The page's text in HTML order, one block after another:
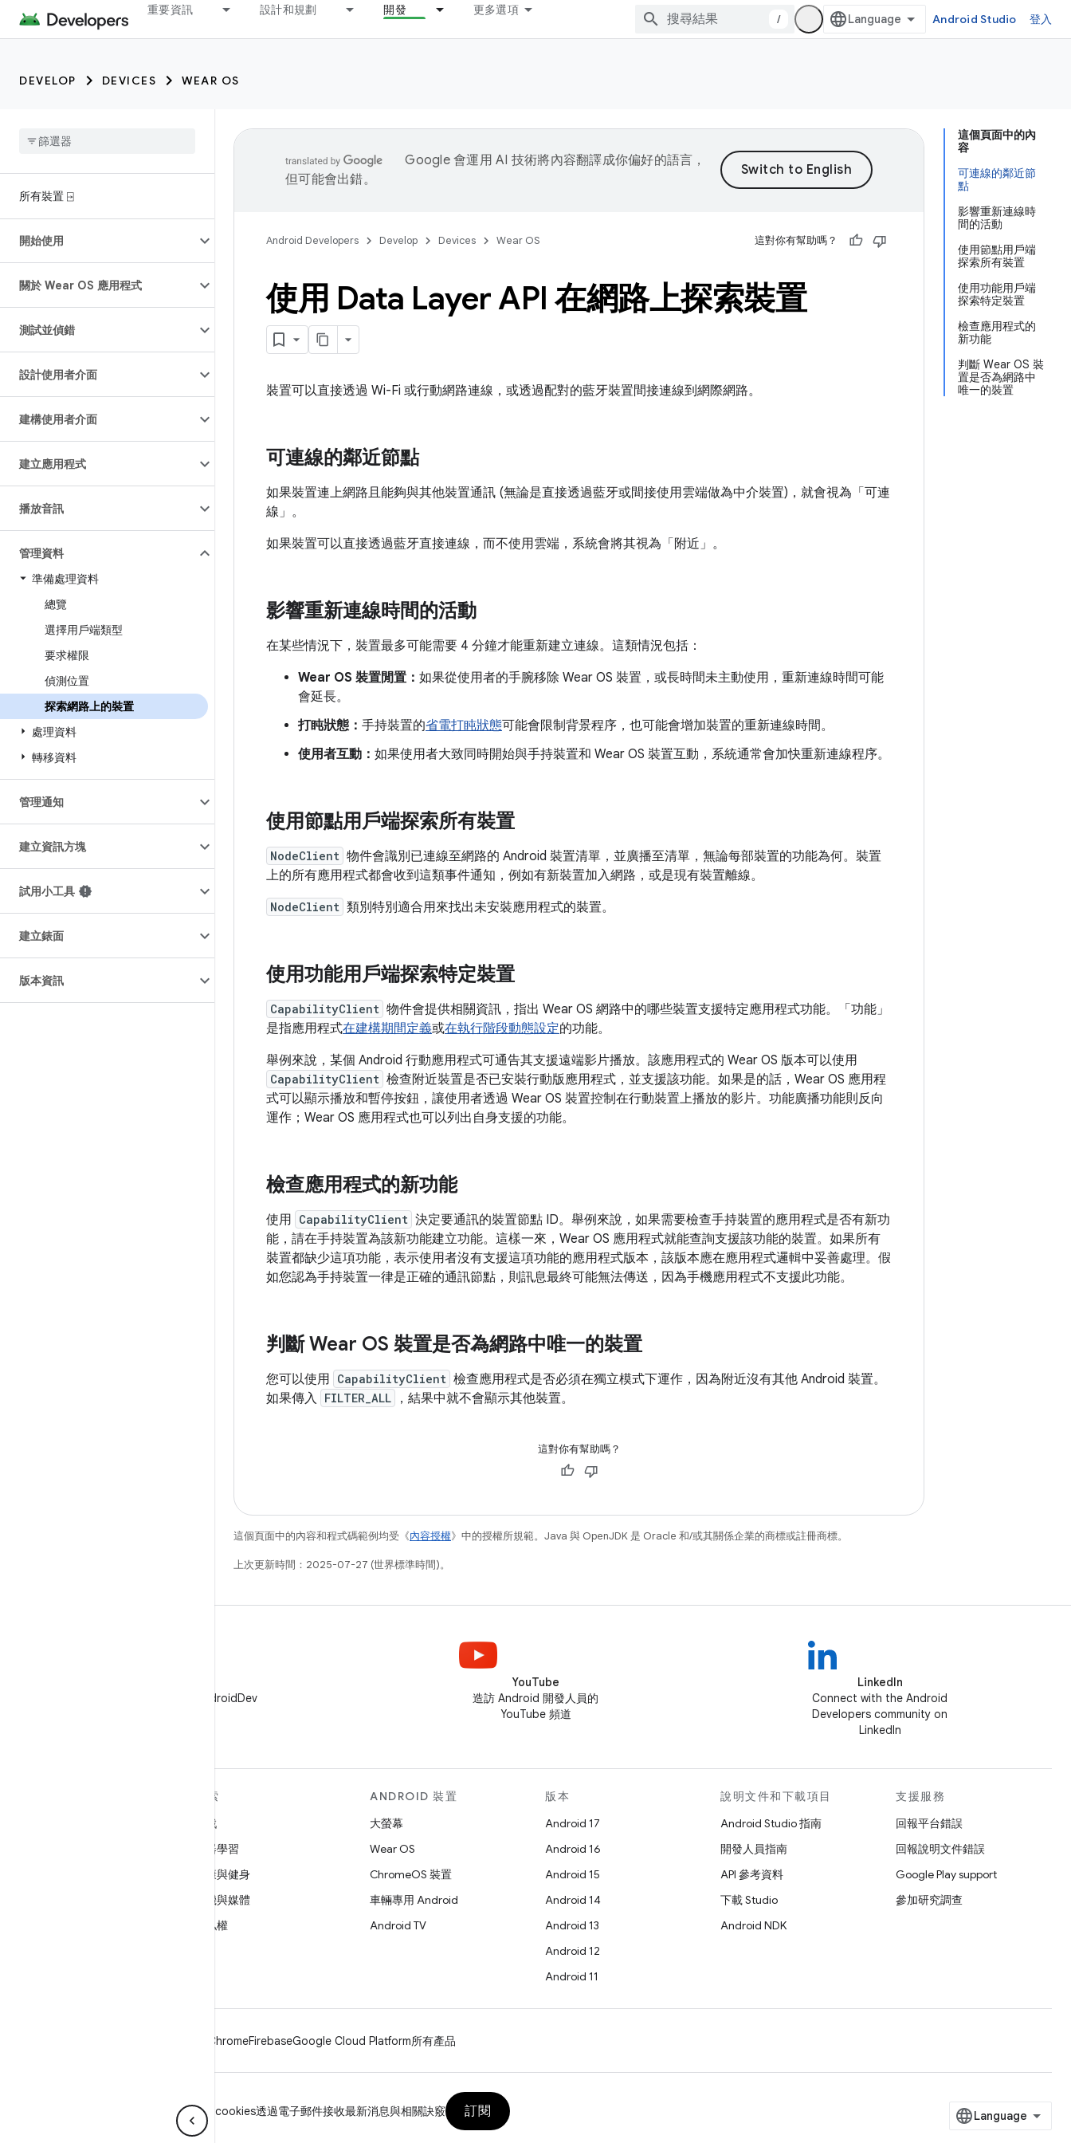
重要資訊 設計和規劃 開發 更多選項
/ Android Studio 登入
DEVELOP DEVICES WEAR OS
所有裝置 ⍈
開始使用
關於 Wear OS 應用程式
測試並偵錯
設計使用者介面
建構使用者介面
建立應用程式
播放音訊
管理資料
準備處理資料
總覽
選擇用戶端類型
要求權限
偵測位置
探索網路上的裝置
處理資料
轉移資料
管理通知
建立資訊方塊
試用小工具
建立錶面
版本資訊
這個頁面中的內
容
可連線的鄰近節
點
影響重新連線時
間的活動
使用節點用戶端
探索所有裝置
使用功能用戶端
探索特定裝置
檢查應用程式的
新功能
判斷 Wear OS 裝
置是否為網路中
唯一的裝置
Google 會運用 AI 技術將內容翻譯成你偏好的語言，
但可能會出錯。
Android Developers Develop Devices Wear OS 這對你有幫助嗎？
使用 Data Layer API 在網路上探索裝置
裝置可以直接透過 Wi-Fi 或行動網路連線，或透過配對的藍牙裝置間接連線到網際網路。
可連線的鄰近節點
如果裝置連上網路且能夠與其他裝置通訊 (無論是直接透過藍牙或間接使用雲端做為中介裝置)，就會視為「可連
線」 。
如果裝置可以直接透過藍牙直接連線，而不使用雲端，系統會將其視為「附近」 。
影響重新連線時間的活動
在某些情況下，裝置最多可能需要 4 分鐘才能重新建立連線。這類情況包括：
Wear OS 裝置閒置： 如果從使用者的手腕移除 Wear OS 裝置，或長時間未主動使用，重新連線時間可能
會延長。
打盹狀態： 手持裝置的省電打盹狀態可能會限制背景程序，也可能會增加裝置的重新連線時間。
使用者互動： 如果使用者大致同時開始與手持裝置和 Wear OS 裝置互動，系統通常會加快重新連線程序。
使用節點用戶端探索所有裝置
NodeClient 物件會識別已連線至網路的 Android 裝置清單，並廣播至清單，無論每部裝置的功能為何。裝置
上的所有應用程式都會收到這類事件通知，例如有新裝置加入網路，或是現有裝置離線。
NodeClient 類別特別適合用來找出未安裝應用程式的裝置。
使用功能用戶端探索特定裝置
CapabilityClient 物件會提供相關資訊，指出 Wear OS 網路中的哪些裝置支援特定應用程式功能。「功能」
是指應用程式在建構期間定義或在執行階段動態設定的功能。
舉例來說，某個 Android 行動應用程式可通告其支援遠端影片播放。該應用程式的 Wear OS 版本可以使用
CapabilityClient 檢查附近裝置是否已安裝行動版應用程式，並支援該功能。如果是的話，Wear OS 應用程
式可以顯示播放和暫停按鈕，讓使用者透過 Wear OS 裝置控制在行動裝置上播放的影片。功能廣播功能則反向
運作；Wear OS 應用程式也可以列出自身支援的功能。
檢查應用程式的新功能
使用 CapabilityClient 決定要通訊的裝置節點 ID。舉例來說，如果需要檢查手持裝置的應用程式是否有新功
能，請在手持裝置為該新功能建立功能。這樣一來，Wear OS 應用程式就能查詢支援該功能的裝置。如果所有
裝置都缺少這項功能，表示使用者沒有支援這項功能的應用程式版本，該版本應在應用程式邏輯中妥善處理。假
如您認為手持裝置一律是正確的通訊節點，則訊息最終可能無法傳送，因為手機應用程式不支援此功能。
判斷 Wear OS 裝置是否為網路中唯一的裝置
您可以使用 CapabilityClient 檢查應用程式是否必須在獨立模式下運作，因為附近沒有其他 Android 裝置。
如果傳入 FILTER_ALL ，結果中就不會顯示其他裝置。
這對你有幫助嗎？
這個頁面中的內容和程式碼範例均受《內容授權》中的授權所規範。Java 與 OpenJDK 是 Oracle 和/或其關係企業的商標或註冊商標。
上次更新時間：2025-07-27 (世界標準時間)。
在 X 中追蹤 @AndroidDev
YouTube
造訪 Android 開發人員的
YouTube 頻道
LinkedIn
Connect with the Android
Developers community on
LinkedIn
探索
遊戲
機器學習
健康與健身
相機與媒體
隱私權
ANDROID 裝置
大螢幕
Wear OS
ChromeOS 裝置
車輛專用 Android
Android TV
版本
Android 17
Android 16
Android 15
Android 14
Android 13
Android 12
Android 11
說明文件和下載項目
Android Studio 指南
開發人員指南
API 參考資料
下載 Studio
Android NDK
支援服務
回報平台錯誤
回報說明文件錯誤
Google Play support
參加研究調查
ChromeFirebaseGoogle Cloud Platform所有產品
Manage cookies透過電子郵件接收最新消息與相關訣竅 訂閱